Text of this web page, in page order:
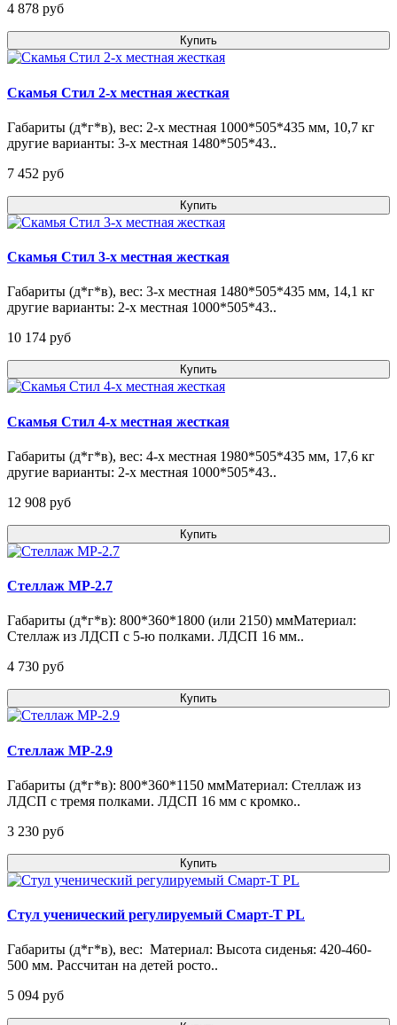
4 878 pуб
Купить
Скамья Стил 2-х местная жесткая
Габариты (д*г*в), вес: 2-х местная 1000*505*435 мм, 10,7 кг
другие варианты: 3-х местная 1480*505*43..
7 452 pуб
Купить
Скамья Стил 3-х местная жесткая
Габариты (д*г*в), вес: 3-х местная 1480*505*435 мм, 14,1 кг
другие варианты: 2-х местная 1000*505*43..
10 174 pуб
Купить
Скамья Стил 4-х местная жесткая
Габариты (д*г*в), вес: 4-х местная 1980*505*435 мм, 17,6 кг
другие варианты: 2-х местная 1000*505*43..
12 908 pуб
Купить
Стеллаж МР-2.7
Габариты (д*г*в): 800*360*1800 (или 2150) ммМатериал:
Стеллаж из ЛДСП с 5-ю полками. ЛДСП 16 мм..
4 730 pуб
Купить
Стеллаж МР-2.9
Габариты (д*г*в): 800*360*1150 ммМатериал: Стеллаж из
ЛДСП с тремя полками. ЛДСП 16 мм с кромко..
3 230 pуб
Купить
Стул ученический регулируемый Смарт-Т PL
Габариты (д*г*в), вес: Материал: Высота сиденья: 420-460-
500 мм. Рассчитан на детей росто..
5 094 pуб